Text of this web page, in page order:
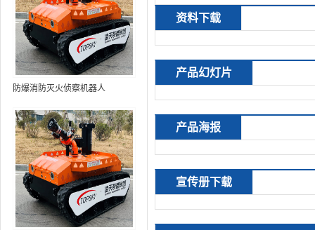
防爆消防灭火侦察机器人
资料下载
产品幻灯片
产品海报
宣传册下载